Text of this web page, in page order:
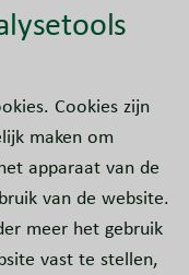
Cookies zijn
maken om
apparaat van de
van de website.
meer het gebruik
vast te stellen,